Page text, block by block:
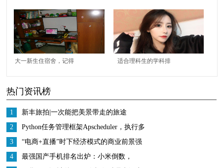
单，提升“幸福感”，让
你拥有家的感觉
不能带哪些“违禁品”？
这5种可以了解一下
大一新生住宿舍，记得
起眼但大有用处
适合理科生的学科排
热门资讯榜
1
新丰旅拍|一次能把美景带走的旅途
2
Python任务管理框架Apscheduler，执行多
次解决
3
“电商+直播”时下经济模式的商业前景强
4
最强国产手机排名出炉：小米倒数，
OPPO第二，第一名实至名归